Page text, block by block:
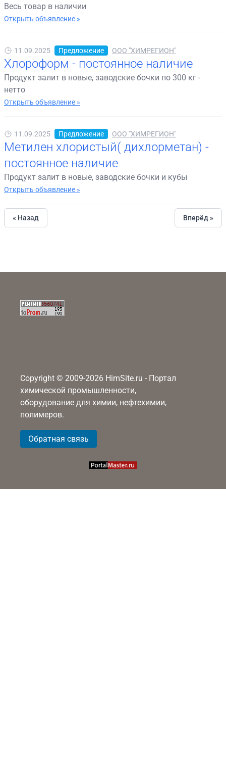
Весь товар в наличии
Открыть объявление »
11.09.2025 Предложение ООО "ХИМРЕГИОН"
Хлороформ - постоянное наличие
Продукт залит в новые, заводские бочки по 300 кг -
нетто
Открыть объявление »
11.09.2025 Предложение ООО "ХИМРЕГИОН"
Метилен хлористый( дихлорметан) -
постоянное наличие
Продукт залит в новые, заводские бочки и кубы
Открыть объявление »
« Назад Вперёд »
Copyright © 2009-2026 HimSite.ru - Портал
химической промышленности,
оборудование для химии, нефтехимии,
полимеров.
Обратная связь